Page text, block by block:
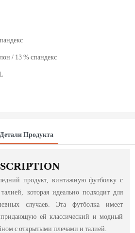
/ 13 % спандекс
Детали Продукта
продукт, винтажную футболку с
которая идеально подходит для
случаев. Эта футболка имеет
ей классический и модный
с открытыми плечами и талией.